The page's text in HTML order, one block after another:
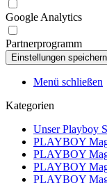
Google Analytics
Partnerprogramm
Menü schließen
Kategorien
Unser Playboy
PLAYBOY
PLAYBOY
PLAYBOY
PLAYBOY